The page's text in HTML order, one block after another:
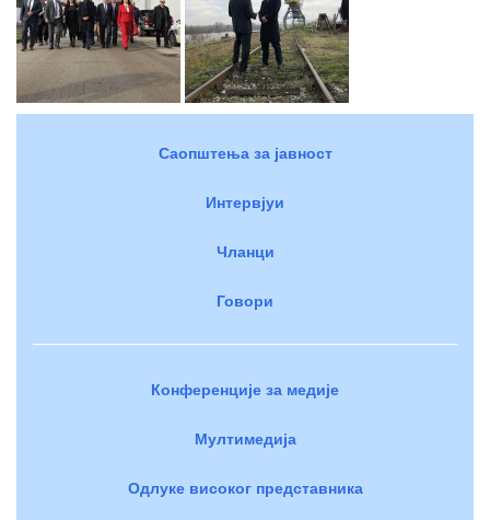
Саопштења за јавност
Интервјуи
Чланци
Говори
Конференције за медије
Мултимедија
Одлуке високог представника